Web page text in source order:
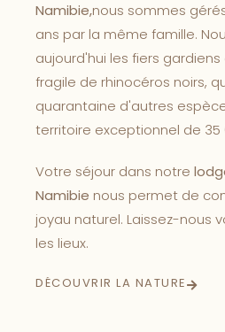
Namibie,nous sommes
ans par la même famille.
aujourd'hui les fiers
fragile de rhinocéros noirs,
quarantaine d'autres
territoire exceptionnel de 35
Votre séjour dans notre
Namibie nous permet de
joyau naturel. Laissez-nous
les lieux.
DÉCOUVRIR LA NATURE